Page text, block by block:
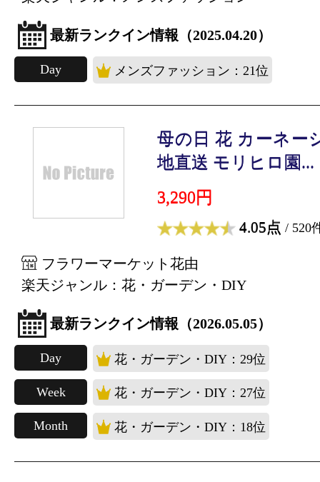
最新ランクイン情報（2025.04.20）
Day メンズファッション：21位
母の日 花 カーネー
地直送 モリヒロ園...
3,290円
4.05点 / 520
フラワーマーケット花由
楽天ジャンル：花・ガーデン・DIY
最新ランクイン情報（2026.05.05）
Day 花・ガーデン・DIY：29位
Week 花・ガーデン・DIY：27位
Month 花・ガーデン・DIY：18位